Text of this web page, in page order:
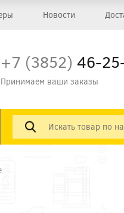
Новости
+7 (3852) 46-
Принимаем ваши заказы